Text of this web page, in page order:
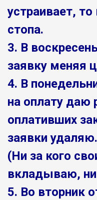
устраивает,
стопа.
3. В
заявку меняя
4. В
на оплату даю
оплативших
заявки удаляю.
(Ни за кого
вкладываю,
5. Во вторник